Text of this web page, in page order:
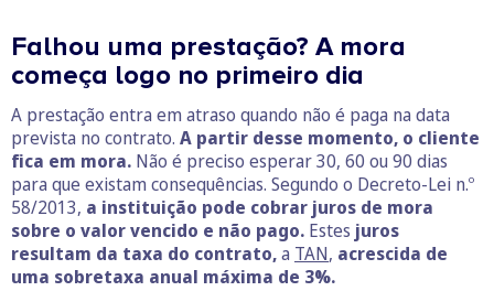
Falhou uma prestação? A mora
começa logo no primeiro dia
A prestação entra em atraso quando não é paga na data
prevista no contrato. A partir desse momento, o cliente
fica em mora. Não é preciso esperar 30, 60 ou 90 dias
para que existam consequências. Segundo o Decreto-Lei n.º
58/2013, a instituição pode cobrar juros de mora
sobre o valor vencido e não pago. Estes juros
resultam da taxa do contrato,a TAN, acrescida de
uma sobretaxa anual máxima de 3%.